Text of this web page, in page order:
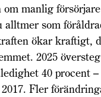
manlig
alltmer som
ökar kraftigt,
2025
40 procent
Fler